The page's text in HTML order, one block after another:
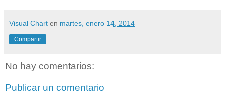
Visual Chart en martes, enero 14, 2014
Compartir
No hay comentarios:
Publicar un comentario